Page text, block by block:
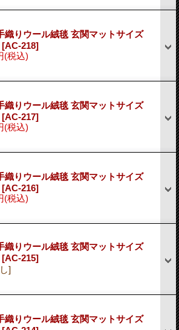
織りウール絨毯 玄関マットサイズ
[AC-218]
(税込)
織りウール絨毯 玄関マットサイズ
[AC-217]
(税込)
織りウール絨毯 玄関マットサイズ
[AC-216]
(税込)
織りウール絨毯 玄関マットサイズ
[AC-215]
]
織りウール絨毯 玄関マットサイズ